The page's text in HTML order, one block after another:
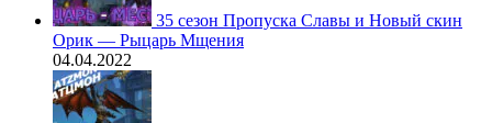
35 сезон Пропуска Славы и Новый скин
Орик — Рыцарь Мщения
04.04.2022